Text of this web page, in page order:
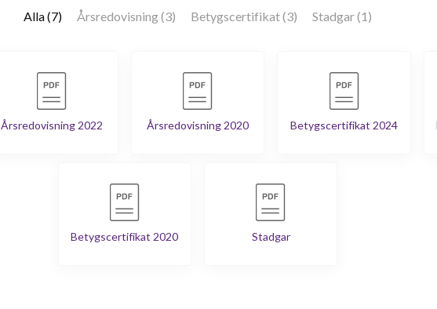
Alla (7)
Årsredovisning (3) Betygscertifikat (3) Stadgar (1)
Årsredovisning 2022 Årsredovisning 2020 Betygscertifikat 2024
Betygscertifikat 2020 Stadgar